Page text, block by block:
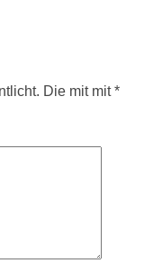
Die mit mit *